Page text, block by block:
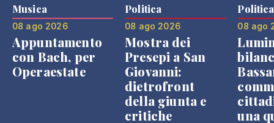
Musica
08 ago 2026
Appuntamento
con Bach, per
Operaestate
Politica
08 ago 2026
Mostra dei
Presepi a San
Giovanni:
dietrofront
della giunta e
critiche
Politica
08 ago
una